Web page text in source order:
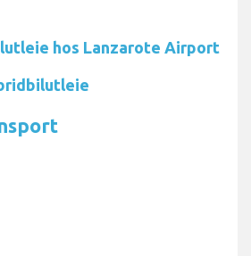
hos Lanzarote Airport